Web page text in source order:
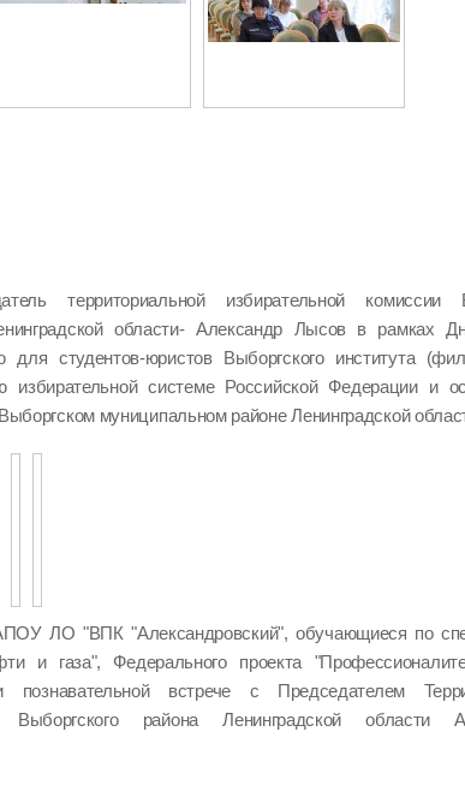
территориальной избирательной комиссии
области- Александр Лысов в рамках
для студентов-юристов Выборгского института
избирательной системе Российской Федерации и
муниципальном районе Ленинградской
ЛО "ВПК "Александровский", обучающиеся по
и газа", Федерального проекта
встрече с Председателем
Выборгского района Ленинградской области